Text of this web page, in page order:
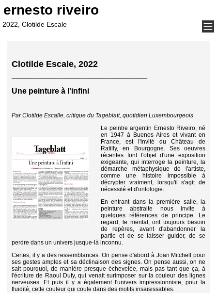
ernesto riveiro
ernesto riveiro
2022, Clotilde Escale
Clotilde Escale, 2022
Une peinture à l'infini
Par Clotilde Escalle, critique du Tageblatt, quotidien Luxembourgeois
Le peintre argentin Ernesto Riveiro, né
en 1947 à Buenos Aires et vivant en
France, est l'invité du Château de
Ratilly, en Bourgogne. Ses oeuvres
récentes font l'objet d'une exposition
exigeante, qui interroge la peinture, la
démarche métaphysique de l'artiste,
comme une histoire impossible à
décrypter vraiment, lorsqu'il s'agit de
nécessité et d'ontologie.
En entrant dans la première salle, la
peinture abstraite nous invite à
quelques références de principe. Le
regard, le mental, ont toujours besoin
de repères, avant d'abandonner la
partie et de se laisser guider, de se
perdre dans un univers jusque-là inconnu.
Certes, il y a des ressemblances. On pense d'abord à Joan Mitchell pour
ses gestes amples et sa déclinaison des signes. On pense aussi, on ne
sait pourquoi, de manière presque échevelée, mais pas tant que ça, à
l'écriture de Raoul Dufy, qui venait surimposer sur la couleur des lignes
nerveuses. Et puis il y a également l'univers impressionniste, pour la
fluidité, cette couleur qui coule dans des motifs insaisissables.